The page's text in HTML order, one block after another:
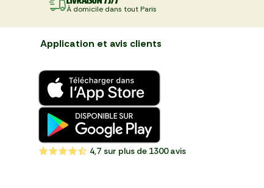
À domicile dans tout Paris
Application et avis clients
4,7 sur plus de 1300 avis